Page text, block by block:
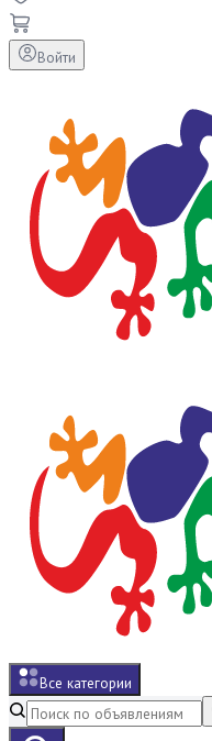
Войти
Все категории